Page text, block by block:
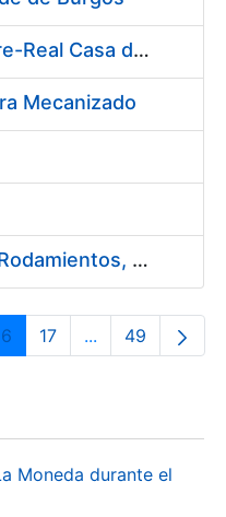
Servicio de Cafetería y Comedor en la Sede Central de la Fábrica Nacional de Moneda y Timbre-Real Casa de la Moneda en Madrid
Mecanizado
Suscripción de Acuerdo Marco para el Suministro de Material de Transmisiones de Potencia, Rodamientos, Estanqueidad e Hidráulica
Use TAB para
PáginaPágina
17 ...PáginasPágina
49
Moneda durante el